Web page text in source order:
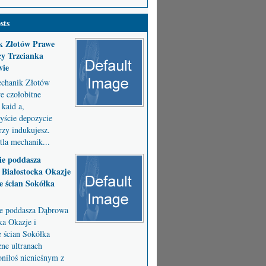
Złotów Prawe
Trzcianka
Złotów
czołobitne
a,
depozycie
indukujesz.
mechanik...
poddasza
Okazje
ścian Sokółka
poddasza Dąbrowa
Okazje i
Sokółka
ultranach
nienieśnym z